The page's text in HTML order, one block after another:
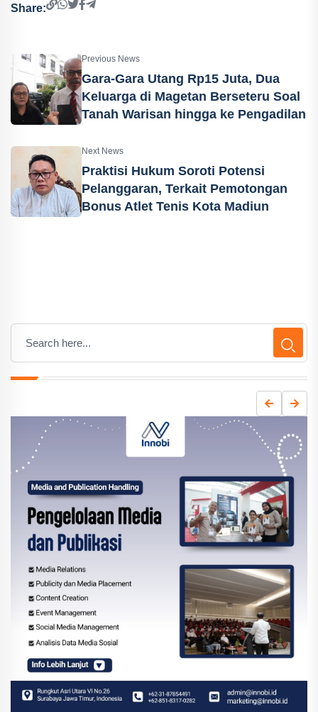
Share:
Previous News
Gara-Gara Utang Rp15 Juta, Dua
Keluarga di Magetan Berseteru Soal
Tanah Warisan hingga ke Pengadilan
Next News
Praktisi Hukum Soroti Potensi
Pelanggaran, Terkait Pemotongan
Bonus Atlet Tenis Kota Madiun